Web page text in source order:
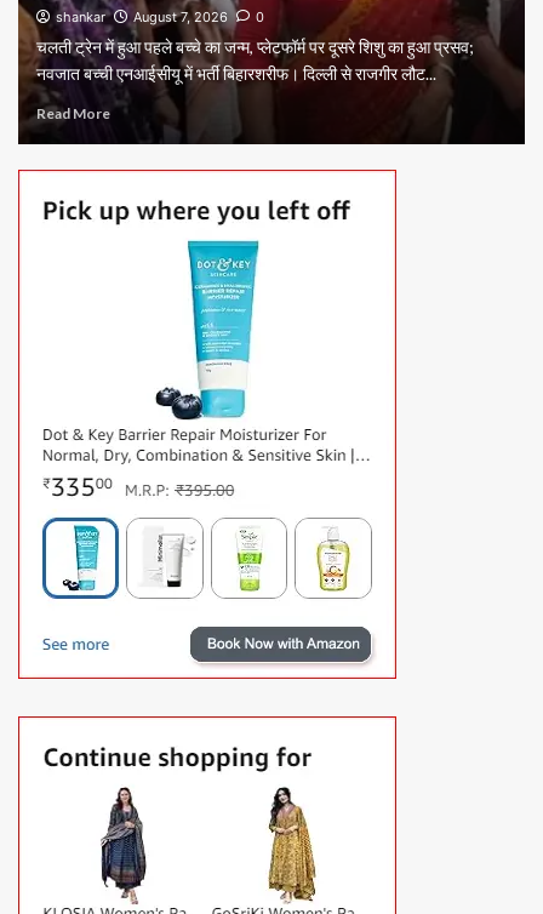
shankar August 7, 2026 0
चलती ट्रेन में हुआ पहले बच्चे का जन्म, प्लेटफॉर्म पर दूसरे शिशु का हुआ प्रसव;
नवजात बच्ची एनआईसीयू में भर्ती बिहारशरीफ। दिल्ली से राजगीर लौट...
Read More